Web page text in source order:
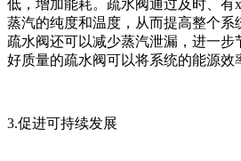
低，增加能耗。疏水阀通过及时、有
蒸汽的纯度和温度，从而提高整个系
疏水阀还可以减少蒸汽泄漏，进一步
好质量的疏水阀可以将系统的能源效
3.促进可持续发展